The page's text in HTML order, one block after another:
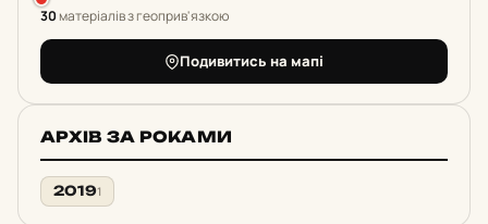
30матеріалів з геоприв'язкою
Подивитись на мапі
АРХІВ ЗА РОКАМИ
20191